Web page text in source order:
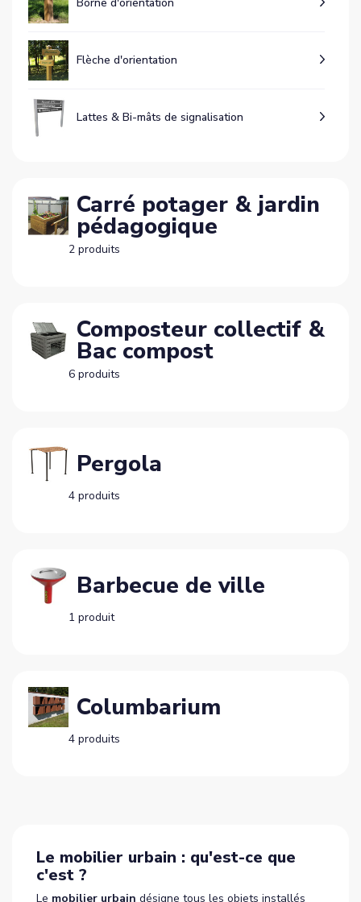
Flèche d'orientation
Lattes & Bi-mâts de signalisation
Carré potager & jardin
pédagogique
2 produits
Composteur collectif &
Bac compost
6 produits
Pergola
4 produits
Barbecue de ville
1 produit
Columbarium
4 produits
Le mobilier urbain : qu'est-ce que
c'est ?
Le mobilier urbain désigne tous les objets installés